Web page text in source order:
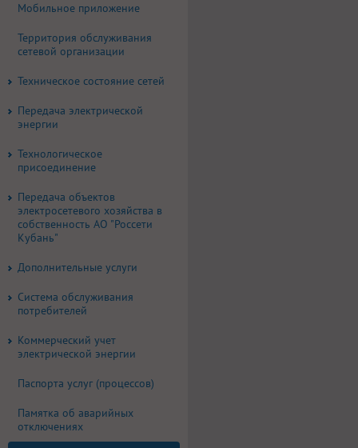
Мобильное приложение
Территория обслуживания
сетевой организации
Техническое состояние сетей
Передача электрической
энергии
Технологическое
присоединение
Передача объектов
электросетевого хозяйства в
собственность АО "Россети
Кубань"
Дополнительные услуги
Система обслуживания
потребителей
Коммерческий учет
электрической энергии
Паспорта услуг (процессов)
Памятка об аварийных
отключениях